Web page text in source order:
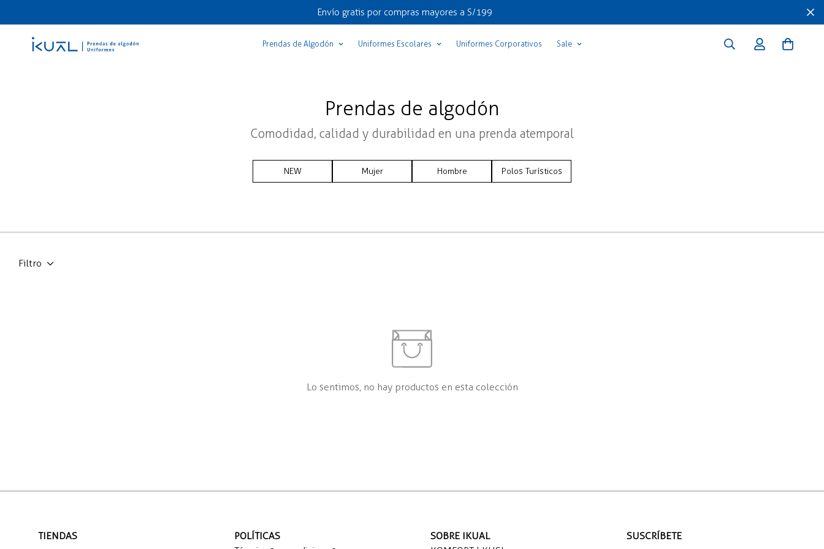
Envío gratis por compras mayores a S/199
Prendas de Algodón Uniformes Escolares Uniformes Corporativos Sale
Prendas de algodón
Comodidad, calidad y durabilidad en una prenda atemporal
NEW Mujer Hombre Polos Turísticos
Filtro
Lo sentimos, no hay productos en esta colección
TIENDAS
POLÍTICAS
SOBRE IKUAL
SUSCRÍBETE